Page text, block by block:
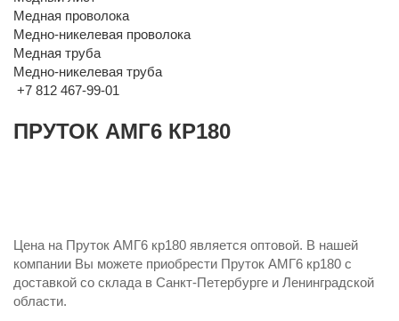
Медная проволока
Медно-никелевая проволока
Медная труба
Медно-никелевая труба
+7 812 467-99-01
ПРУТОК АМГ6 КР180
Цена на Пруток АМГ6 кр180 является оптовой. В нашей
компании Вы можете приобрести Пруток АМГ6 кр180 с
доставкой со склада в Санкт-Петербурге и Ленинградской
области.